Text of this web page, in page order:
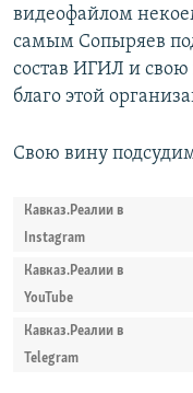
видеофайлом
самым Сопыряев
состав ИГИЛ и свою
благо этой
Свою вину
Кавказ.Реалии в
Instagram
Кавказ.Реалии в
YouTube
Кавказ.Реалии в
Telegram